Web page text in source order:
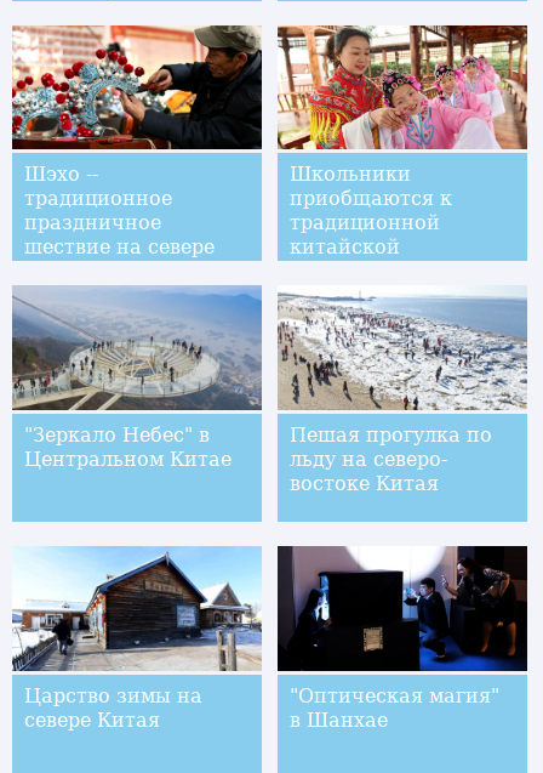
Шэхо --
традиционное
праздничное
шествие на севере
Школьники
приобщаются к
традиционной
китайской
"Зеркало Небес" в
Центральном Китае
Пешая прогулка по
льду на северо-
востоке Китая
Царство зимы на
севере Китая
"Оптическая магия"
в Шанхае